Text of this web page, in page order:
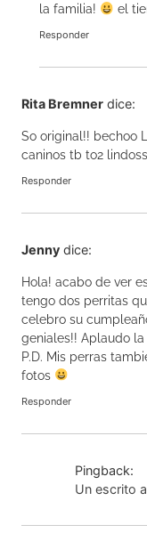
la familia!
el
Responder
Rita Bremner dice:
So original!! bechoo
caninos tb to2
Responder
Jenny dice:
Hola! acabo de ver
tengo dos perritas
celebro su
geniales!! Aplaudo la
P.D. Mis perras
fotos
Responder
Pingback:
Un escrito